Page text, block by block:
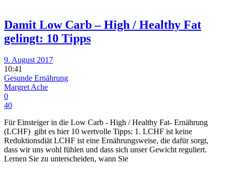
Damit Low Carb – High / Healthy Fat
gelingt: 10 Tipps
9. August 2017
10:41
Gesunde Ernährung
Margret Ache
0
40
Für Einsteiger in die Low Carb - High / Healthy Fat- Ernährung
(LCHF) gibt es hier 10 wertvolle Tipps: 1. LCHF ist keine
Reduktionsdiät LCHF ist eine Ernährungsweise, die dafür sorgt,
dass wir uns wohl fühlen und dass sich unser Gewicht reguliert.
Lernen Sie zu unterscheiden, wann Sie